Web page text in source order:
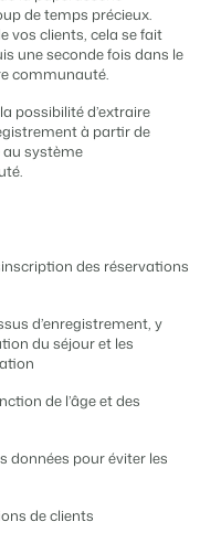
canaux.
méritent.
biens locatifs.
multiples.
d'hôtes et pensions.
locative
ouverte.
transformer l'industrie
événements
aux réglementations en
client
des compteurs connectés
de temps précieux.
vos clients, cela se fait
une seconde fois dans le
communauté.
possibilité d’extraire
à partir de
système
des réservations
d’enregistrement, y
du séjour et les
de l’âge et des
données pour éviter les
de clients